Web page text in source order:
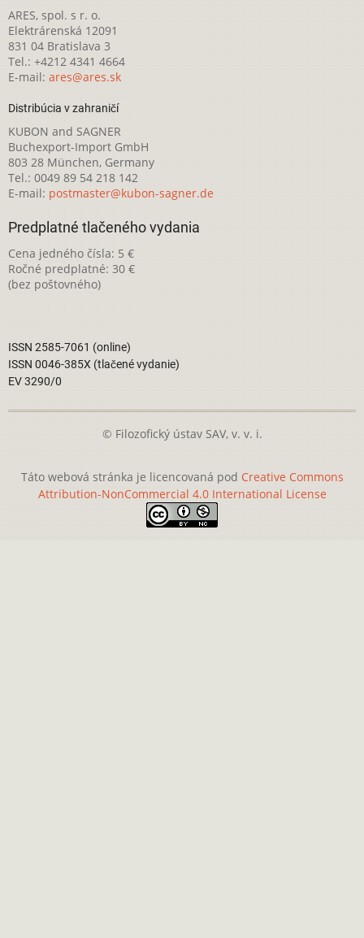
ARES, spol. s r. o.
Elektrárenská 12091
831 04 Bratislava 3
Tel.: +4212 4341 4664
E-mail: ares@ares.sk
Distribúcia v zahraničí
KUBON and SAGNER
Buchexport-Import GmbH
803 28 München, Germany
Tel.: 0049 89 54 218 142
E-mail: postmaster@kubon-sagner.de
Predplatné tlačeného vydania
Cena jedného čísla: 5 €
Ročné predplatné: 30 €
(bez poštovného)
ISSN 2585-7061 (online)
ISSN 0046-385X (tlačené vydanie)
EV 3290/0
© Filozofický ústav SAV, v. v. i.
Táto webová stránka je licencovaná pod Creative Commons
Attribution-NonCommercial 4.0 International License